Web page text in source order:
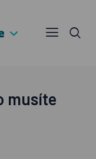
musíte